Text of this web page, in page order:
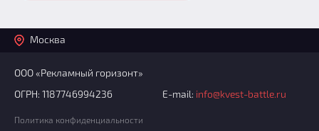
Москва
ООО «Рекламный горизонт»
ОГРН: 1187746994236
E-mail: info@kvest-battle.ru
Политика конфиденциальности